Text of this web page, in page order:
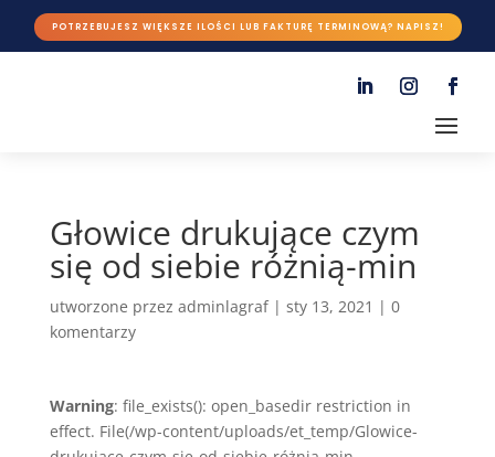
POTRZEBUJESZ WIĘKSZE ILOŚCI LUB FAKTURĘ TERMINOWĄ? NAPISZ!
Głowice drukujące czym
się od siebie różnią-min
utworzone przez adminlagraf| sty 13, 2021 | 0
komentarzy
Warning: file_exists(): open_basedir restriction in
effect. File(/wp-content/uploads/et_temp/Glowice-